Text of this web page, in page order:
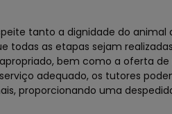
tanto a dignidade do animal
todas as etapas sejam
bem como a oferta
adequado, os tutores
proporcionando uma